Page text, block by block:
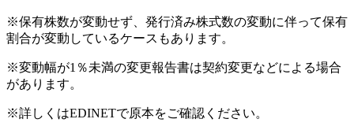
※保有株数が変動せず、発行済み株式数の変動に伴って保有
割合が変動しているケースもあります。
※変動幅が1％未満の変更報告書は契約変更などによる場合
があります。
※詳しくはEDINETで原本をご確認ください。